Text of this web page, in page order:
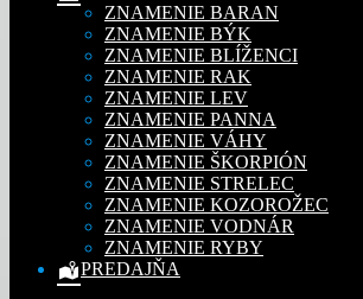
ZNAMENIE BARAN
ZNAMENIE BÝK
ZNAMENIE BLÍŽENCI
ZNAMENIE RAK
ZNAMENIE LEV
ZNAMENIE PANNA
ZNAMENIE VÁHY
ZNAMENIE ŠKORPIÓN
ZNAMENIE STRELEC
ZNAMENIE KOZOROŽEC
ZNAMENIE VODNÁR
ZNAMENIE RYBY
PREDAJŇA